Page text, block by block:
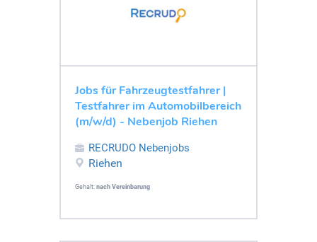
Jobs für Fahrzeugtestfahrer |
Testfahrer im Automobilbereich
(m/w/d) - Nebenjob Riehen
RECRUDO Nebenjobs
Riehen
Gehalt: nach Vereinbarung